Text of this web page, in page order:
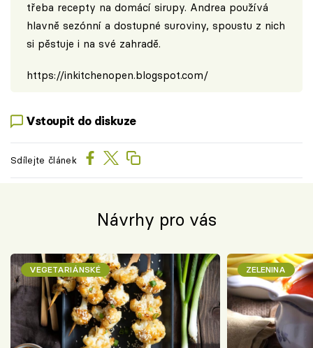
třeba recepty na domácí sirupy. Andrea používá
hlavně sezónní a dostupné suroviny, spoustu z nich
si pěstuje i na své zahradě.
https://inkitchenopen.blogspot.com/
Vstoupit do diskuze
Sdílejte článek
Návrhy pro vás
VEGETARIÁNSKÉ ZELENINA